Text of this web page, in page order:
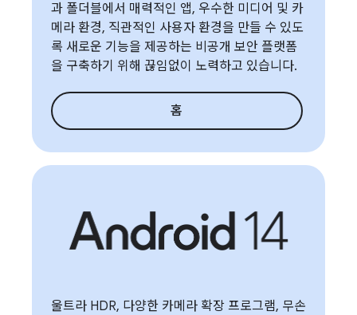
과 폴더블에서 매력적인 앱, 우수한 미디어 및 카
메라 환경, 직관적인 사용자 환경을 만들 수 있도
록 새로운 기능을 제공하는 비공개 보안 플랫폼
을 구축하기 위해 끊임없이 노력하고 있습니다.
홈
울트라 HDR, 다양한 카메라 확장 프로그램, 무손